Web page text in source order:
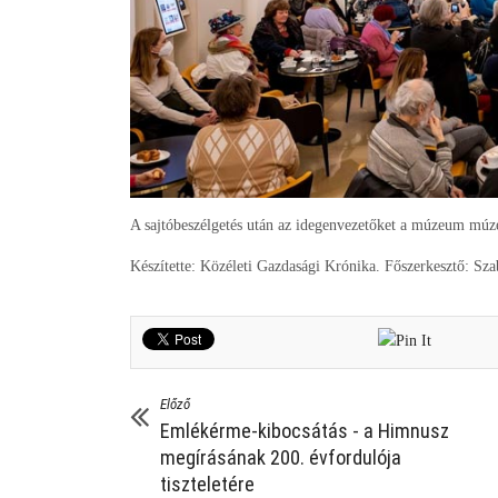
A sajtóbeszélgetés után az idegenvezetőket a múzeum
Készítette: Közéleti Gazdasági Krónika. Főszerkesztő:
Előző
Emlékérme-kibocsátás - a Himnusz
megírásának 200. évfordulója
tiszteletére